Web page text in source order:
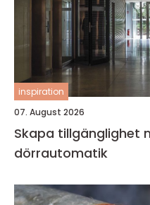
inspiration
07. August 2026
Skapa tillgänglighet
dörrautomatik